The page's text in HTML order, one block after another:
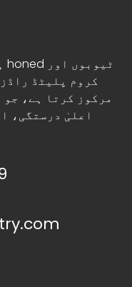
کروم پلیٹڈ
مرکوز کرتا ہے،
اعلیٰ درستگی،